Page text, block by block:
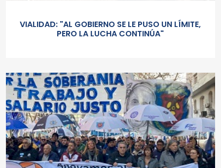
VIALIDAD: "AL GOBIERNO SE LE PUSO UN LÍMITE,
PERO LA LUCHA CONTINÚA"